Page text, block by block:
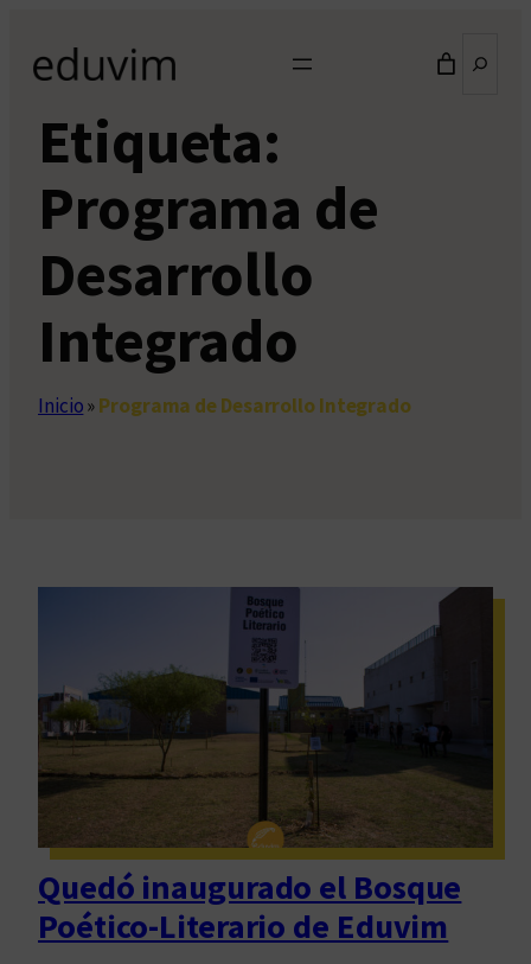
contenido
Etiqueta:
Programa de
Desarrollo
Integrado
Inicio»Programa de Desarrollo Integrado
Quedó inaugurado el Bosque
Poético-Literario de Eduvim